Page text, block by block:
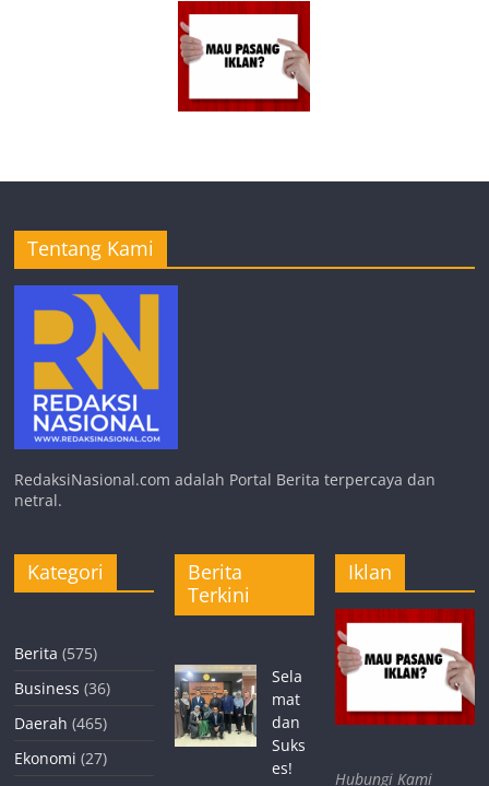
Tentang Kami
RedaksiNasional.com adalah Portal Berita terpercaya dan
netral.
Kategori
Berita (575)
Business (36)
Daerah (465)
Ekonomi (27)
Berita
Terkini
Sela
mat
dan
Suks
es!
Iklan
Hubungi Kami